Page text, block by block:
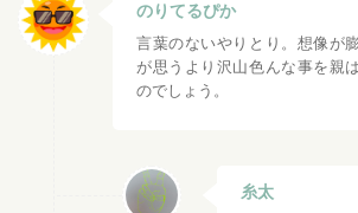
のりてるぴか
言葉のないやりとり。想像が
が思うより沢山色んな事を親
のでしょう。
糸太